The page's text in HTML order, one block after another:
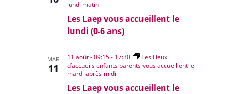
Les Laep vous accueillent le
lundi (0-6 ans)
lundi matin
MAR
11
Les Laep vous accueillent le
11 août - 09:15- 17:30
Les Lieux
d’accueils enfants parents vous accueillent le
mardi après-midi